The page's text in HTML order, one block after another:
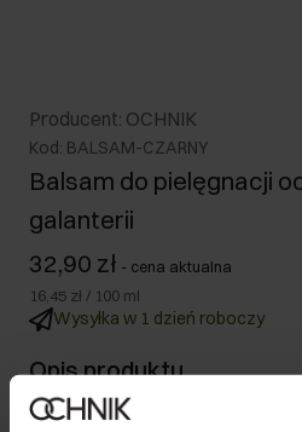
Producent: OCHNIK
Kod: BALSAM-CZARNY
Balsam do pielęgnacji
galanterii
32,90 zł - cena aktualna
16,45 zł / 100 ml
Wysyłka w 1 dzień roboczy
Opis produktu